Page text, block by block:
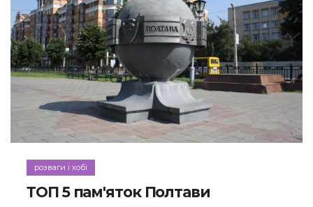
розваги і хобі
ТОП 5 пам'яток Полтави